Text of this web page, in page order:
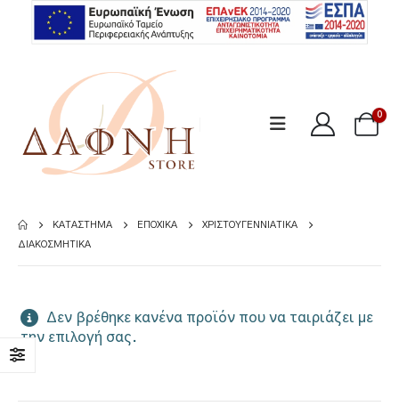
0
ΚΑΤΆΣΤΗΜΑ ΕΠΟΧΙΚΆ
ΧΡΙΣΤΟΥΓΕΝΝΙΆΤΙΚΑ
ΔΙΑΚΟΣΜΗΤΙΚΆ
Δεν βρέθηκε κανένα προϊόν που να ταιριάζει με
την επιλογή σας.